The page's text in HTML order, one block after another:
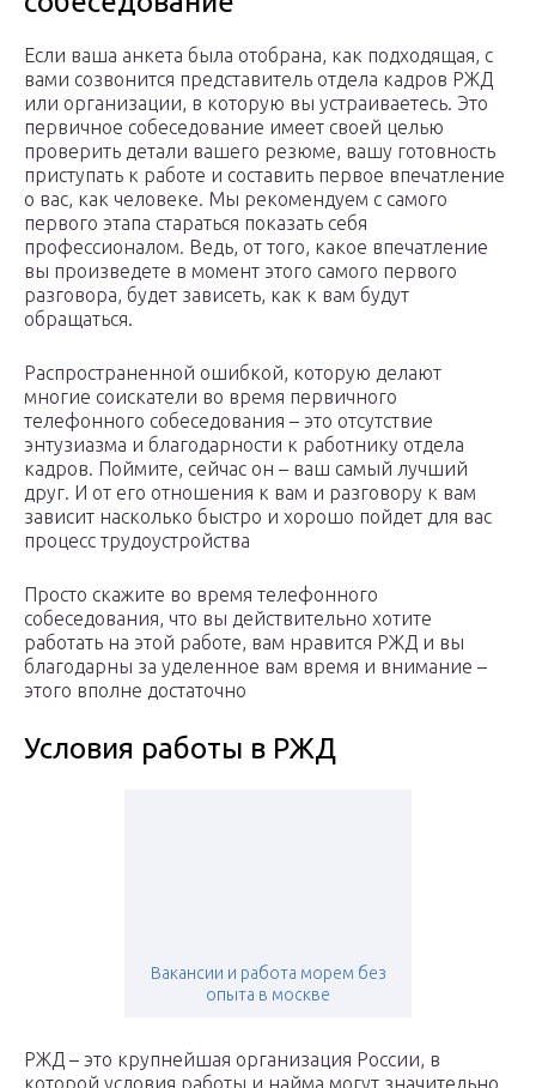
Если ваша анкета была отобрана, как подходящая, с
вами созвонится представитель отдела кадров РЖД
или организации, в которую вы устраиваетесь. Это
первичное собеседование имеет своей целью
проверить детали вашего резюме, вашу готовность
приступать к работе и составить первое впечатление
о вас, как человеке. Мы рекомендуем с самого
первого этапа стараться показать себя
профессионалом. Ведь, от того, какое впечатление
вы произведете в момент этого самого первого
разговора, будет зависеть, как к вам будут
обращаться.
Распространенной ошибкой, которую делают
многие соискатели во время первичного
телефонного собеседования – это отсутствие
энтузиазма и благодарности к работнику отдела
кадров. Поймите, сейчас он – ваш самый лучший
друг. И от его отношения к вам и разговору к вам
зависит насколько быстро и хорошо пойдет для вас
процесс трудоустройства
Просто скажите во время телефонного
собеседования, что вы действительно хотите
работать на этой работе, вам нравится РЖД и вы
благодарны за уделенное вам время и внимание –
этого вполне достаточно
Условия работы в РЖД
Вакансии и работа морем без
опыта в москве
РЖД – это крупнейшая организация России, в
которой условия работы и найма могут значительно